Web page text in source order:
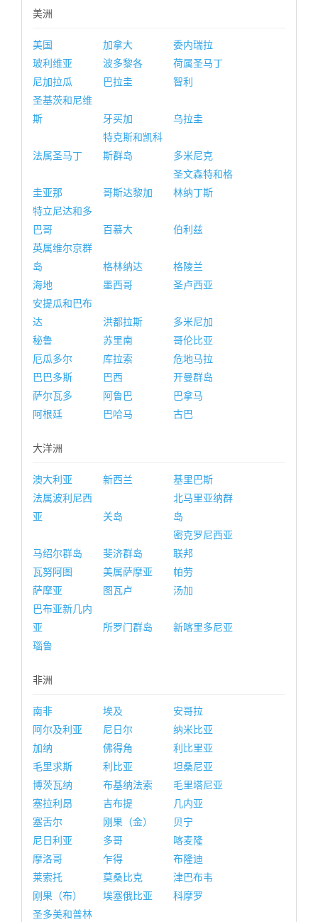
美洲
美国 加拿大
委内瑞拉
玻利维亚
波多黎各
荷属圣马丁
尼加拉瓜
巴拉圭
智利
圣基茨和尼维
斯
牙买加 乌拉圭
法属圣马丁
特克斯和凯科
斯群岛
多米尼克
圭亚那 哥斯达黎加
圣文森特和格
林纳丁斯
特立尼达和多
巴哥
百慕大
伯利兹
英属维尔京群
岛
格林纳达
格陵兰
海地
墨西哥
圣卢西亚
安提瓜和巴布
达
洪都拉斯
多米尼加
秘鲁
苏里南
哥伦比亚
厄瓜多尔
库拉索
危地马拉
巴巴多斯
巴西
开曼群岛
萨尔瓦多
阿鲁巴
巴拿马
阿根廷
巴哈马 古巴
大洋洲
澳大利亚 新西兰
基里巴斯
法属波利尼西
亚
关岛
北马里亚纳群
岛
马绍尔群岛 斐济群岛
密克罗尼西亚
联邦
瓦努阿图
美属萨摩亚
帕劳
萨摩亚
图瓦卢
汤加
巴布亚新几内
亚
所罗门群岛
新喀里多尼亚
瑙鲁
非洲
南非 埃及
安哥拉
阿尔及利亚
尼日尔
纳米比亚
加纳
佛得角
利比里亚
毛里求斯
利比亚
坦桑尼亚
博茨瓦纳
布基纳法索
毛里塔尼亚
塞拉利昂
吉布提
几内亚
塞舌尔
刚果（金）
贝宁
尼日利亚
多哥
喀麦隆
摩洛哥
乍得
布隆迪
莱索托
莫桑比克
津巴布韦
刚果（布）
埃塞俄比亚
科摩罗
圣多美和普林